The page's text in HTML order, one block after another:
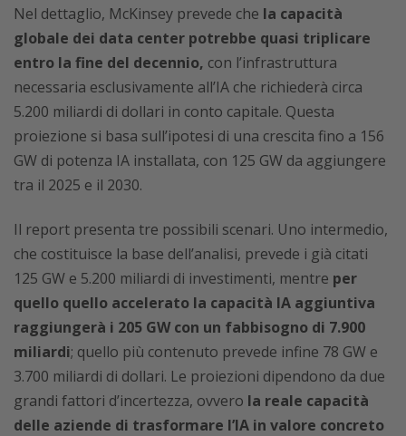
Nel dettaglio, McKinsey prevede che la capacità
globale dei data center potrebbe quasi triplicare
entro la fine del decennio, con l’infrastruttura
necessaria esclusivamente all’IA che richiederà circa
5.200 miliardi di dollari in conto capitale. Questa
proiezione si basa sull’ipotesi di una crescita fino a 156
GW di potenza IA installata, con 125 GW da aggiungere
tra il 2025 e il 2030.
Il report presenta tre possibili scenari. Uno intermedio,
che costituisce la base dell’analisi, prevede i già citati
125 GW e 5.200 miliardi di investimenti, mentre per
quello quello accelerato la capacità IA aggiuntiva
raggiungerà i 205 GW con un fabbisogno di 7.900
miliardi; quello più contenuto prevede infine 78 GW e
3.700 miliardi di dollari. Le proiezioni dipendono da due
grandi fattori d’incertezza, ovvero la reale capacità
delle aziende di trasformare l’IA in valore concreto